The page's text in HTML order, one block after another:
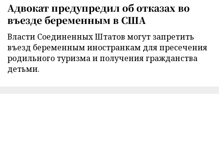
Адвокат предупредил об отказах во
въезде беременным в США
Власти Соединенных Штатов могут запретить
въезд беременным иностранкам для пресечения
родильного туризма и получения гражданства
детьми.